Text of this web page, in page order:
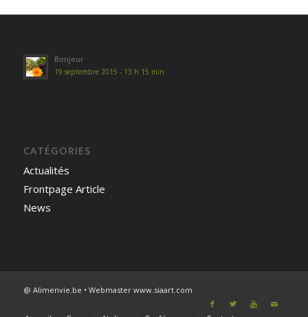
Bonjour
19 septembre 2015 - 13 h 15 min
CATÉGORIES
Actualités
Frontpage Article
News
@ Alimenvie.be • Webmaster www.siaart.com